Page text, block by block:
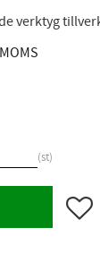
verktyg
st
Lägg